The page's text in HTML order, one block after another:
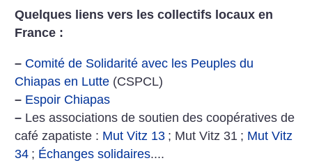
Quelques liens vers les collectifs locaux en
France :
– Comité de Solidarité avec les Peuples du
Chiapas en Lutte (CSPCL)
– Espoir Chiapas
– Les associations de soutien des coopératives de
café zapatiste : Mut Vitz 13 ; Mut Vitz 31 ; Mut Vitz
34 ; Échanges solidaires....